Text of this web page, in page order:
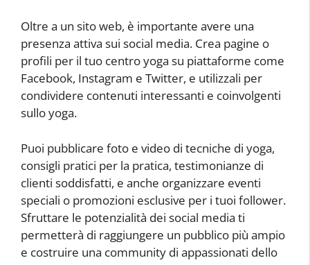
Oltre a un sito web, è importante avere una
presenza attiva sui social media. Crea pagine o
profili per il tuo centro yoga su piattaforme come
Facebook, Instagram e Twitter, e utilizzali per
condividere contenuti interessanti e coinvolgenti
sullo yoga.
Puoi pubblicare foto e video di tecniche di yoga,
consigli pratici per la pratica, testimonianze di
clienti soddisfatti, e anche organizzare eventi
speciali o promozioni esclusive per i tuoi follower.
Sfruttare le potenzialità dei social media ti
permetterà di raggiungere un pubblico più ampio
e costruire una community di appassionati dello